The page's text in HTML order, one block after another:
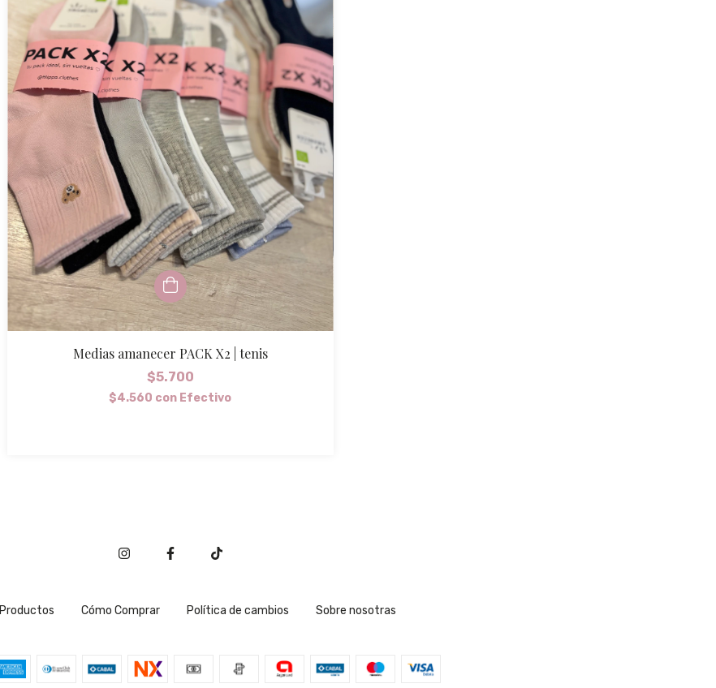
Medias amanecer PACK X2 | tenis
$5.700
$4.560 con Efectivo
Productos Cómo Comprar Política de cambios Sobre nosotras